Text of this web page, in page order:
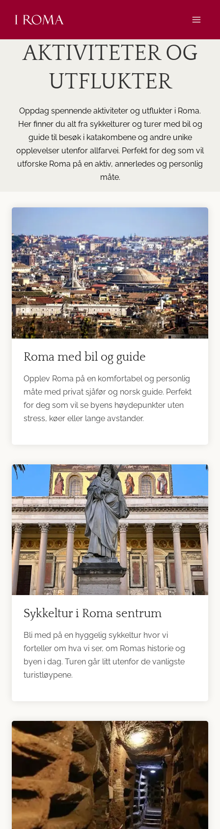
AKTIVITETER OG
UTFLUKTER
Oppdag spennende aktiviteter og utflukter i Roma.
Her finner du alt fra sykkelturer og turer med bil og
guide til besøk i katakombene og andre unike
opplevelser utenfor allfarvei. Perfekt for deg som vil
utforske Roma på en aktiv, annerledes og personlig
måte.
Roma med bil og guide
Opplev Roma på en komfortabel og personlig
måte med privat sjåfør og norsk guide. Perfekt
for deg som vil se byens høydepunkter uten
stress, køer eller lange avstander.
Sykkeltur i Roma sentrum
Bli med på en hyggelig sykkeltur hvor vi
forteller om hva vi ser, om Romas historie og
byen i dag. Turen går litt utenfor de vanligste
turistløypene.